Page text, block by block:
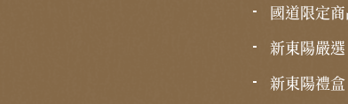
國道限定
新東陽嚴選
新東陽禮盒